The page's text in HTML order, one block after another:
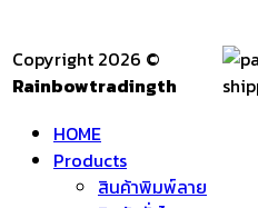
Copyright 2026 ©
Rainbowtradingth
HOME
Products
สินค้าพิมพ์ลาย